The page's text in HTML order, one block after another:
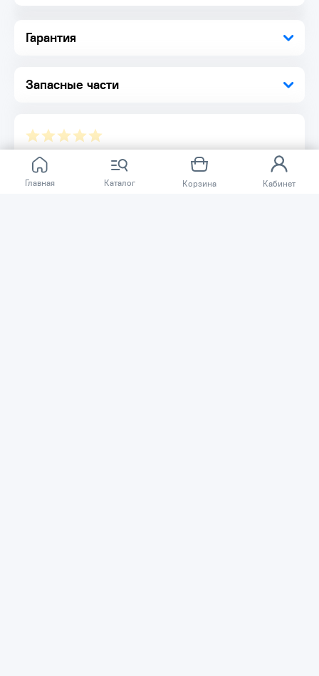
Главная Каталог Корзина Кабинет
Гарантия
Запасные части
Отзывов ещё нет.
Расскажите о товаре, который приобрели у нас.